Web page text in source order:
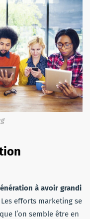
à avoir grandi
efforts marketing se
l’on semble être en